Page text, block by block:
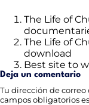
The Life of
The Life of
download
Best site to
Deja un comentario
Tu dirección de
campos obligatorios